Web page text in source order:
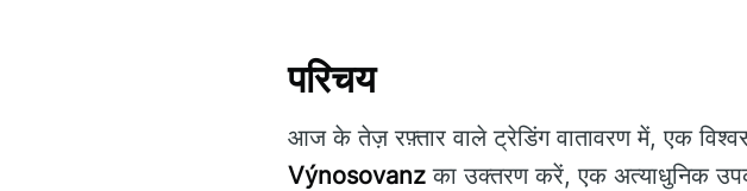
परिचय
आज के तेज़ रफ़्तार वाले ट्रेडिंग वातावरण में, एक
Výnosovanz का उक्तरण करें, एक अत्याधुनिक